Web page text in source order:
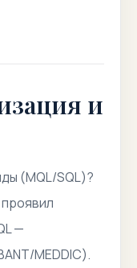
и
(MQL/SQL)?
—
MEDDIC).